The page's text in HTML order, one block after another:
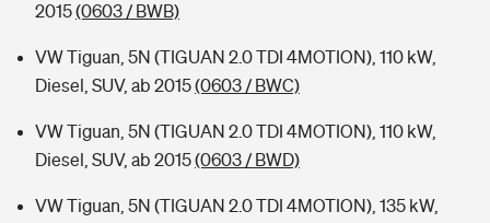
2015(0603 / BWB)
VW Tiguan, 5N (TIGUAN 2.0 TDI 4MOTION), 110 kW,
Diesel, SUV, ab 2015(0603 / BWC)
VW Tiguan, 5N (TIGUAN 2.0 TDI 4MOTION), 110 kW,
Diesel, SUV, ab 2015(0603 / BWD)
VW Tiguan, 5N (TIGUAN 2.0 TDI 4MOTION), 135 kW,